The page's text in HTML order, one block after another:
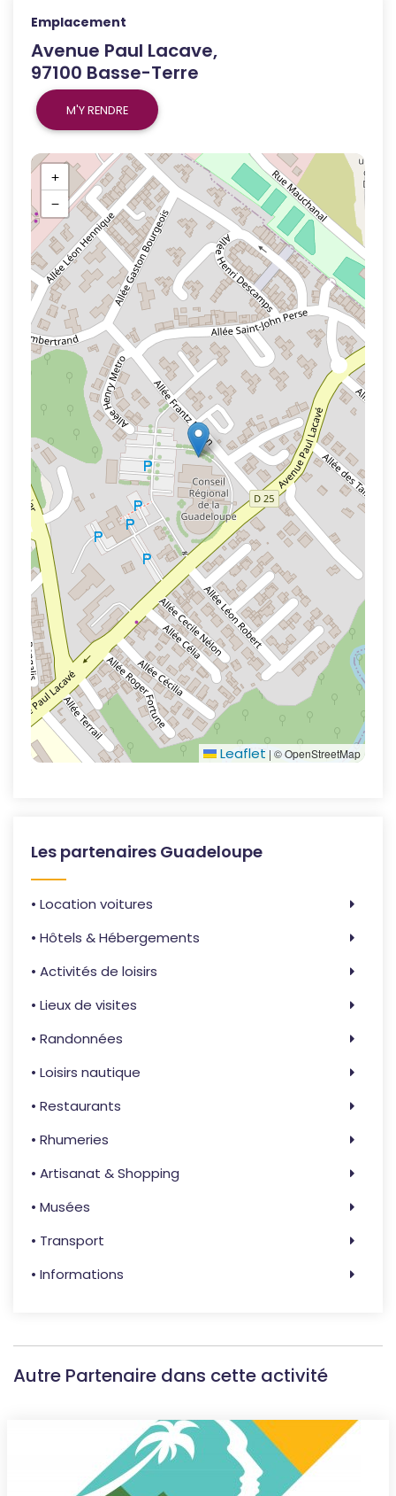
Emplacement
Avenue Paul Lacave,
97100 Basse-Terre
M'Y RENDRE
+
−
Leaflet | © OpenStreetMap
Les partenaires Guadeloupe
• Location voitures
• Hôtels & Hébergements
• Activités de loisirs
• Lieux de visites
• Randonnées
• Loisirs nautique
• Restaurants
• Rhumeries
• Artisanat & Shopping
• Musées
• Transport
• Informations
Autre Partenaire dans cette activité